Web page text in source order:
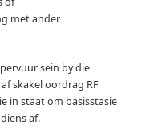
met ander
sein by die
skakel oordrag RF
in staat om basisstasie
af.